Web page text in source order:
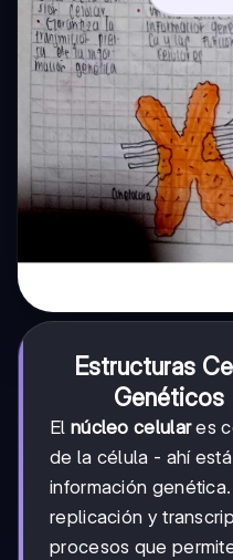
Estructuras
Genéticos
El núcleo celulares
de la célula - ahí
información
replicación y
procesos que